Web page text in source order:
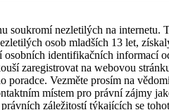
soukromí nezletilých na internetu.
osob mladších 13 let,
identifikačních informací
zaregistrovat na webovou
poradce. Vezměte prosím na
místem pro právní zájmy
záležitostí týkajících se